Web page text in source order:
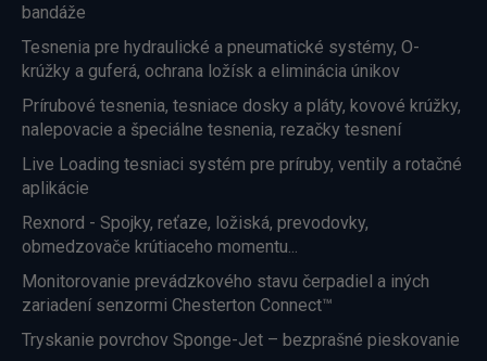
bandáže
Tesnenia pre hydraulické a pneumatické systémy, O-
krúžky a guferá, ochrana ložísk a eliminácia únikov
Prírubové tesnenia, tesniace dosky a pláty, kovové krúžky,
nalepovacie a špeciálne tesnenia, rezačky tesnení
Live Loading tesniaci systém pre príruby, ventily a rotačné
aplikácie
Rexnord - Spojky, reťaze, ložiská, prevodovky,
obmedzovače krútiaceho momentu...
Monitorovanie prevádzkového stavu čerpadiel a iných
zariadení senzormi Chesterton Connect™
Tryskanie povrchov Sponge-Jet – bezprašné pieskovanie